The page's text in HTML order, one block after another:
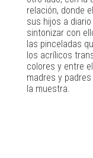
relación, donde
sus hijos a
sintonizar con
las pinceladas
los acrílicos
colores y entre
madres y
la muestra.